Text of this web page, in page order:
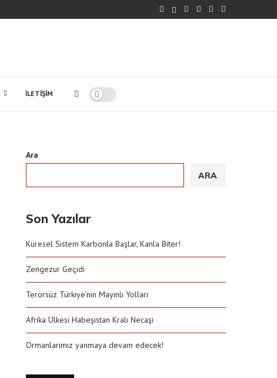
İLETIŞIM
Ara
ARA
Son Yazılar
Küresel Sistem Karbonla Başlar, Kanla Biter!
Zengezur Geçidi
Terörsüz Türkiye’nin Mayınlı Yolları
Afrika Ülkesi Habeşistan Kralı Necaşi
Ormanlarımız yanmaya devam edecek!